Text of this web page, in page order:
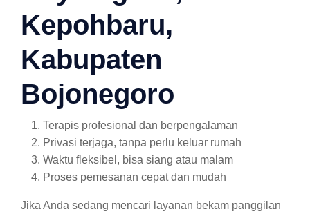
Kepohbaru,
Kabupaten
Bojonegoro
Terapis profesional dan berpengalaman
Privasi terjaga, tanpa perlu keluar rumah
Waktu fleksibel, bisa siang atau malam
Proses pemesanan cepat dan mudah
Jika Anda sedang mencari layanan bekam panggilan